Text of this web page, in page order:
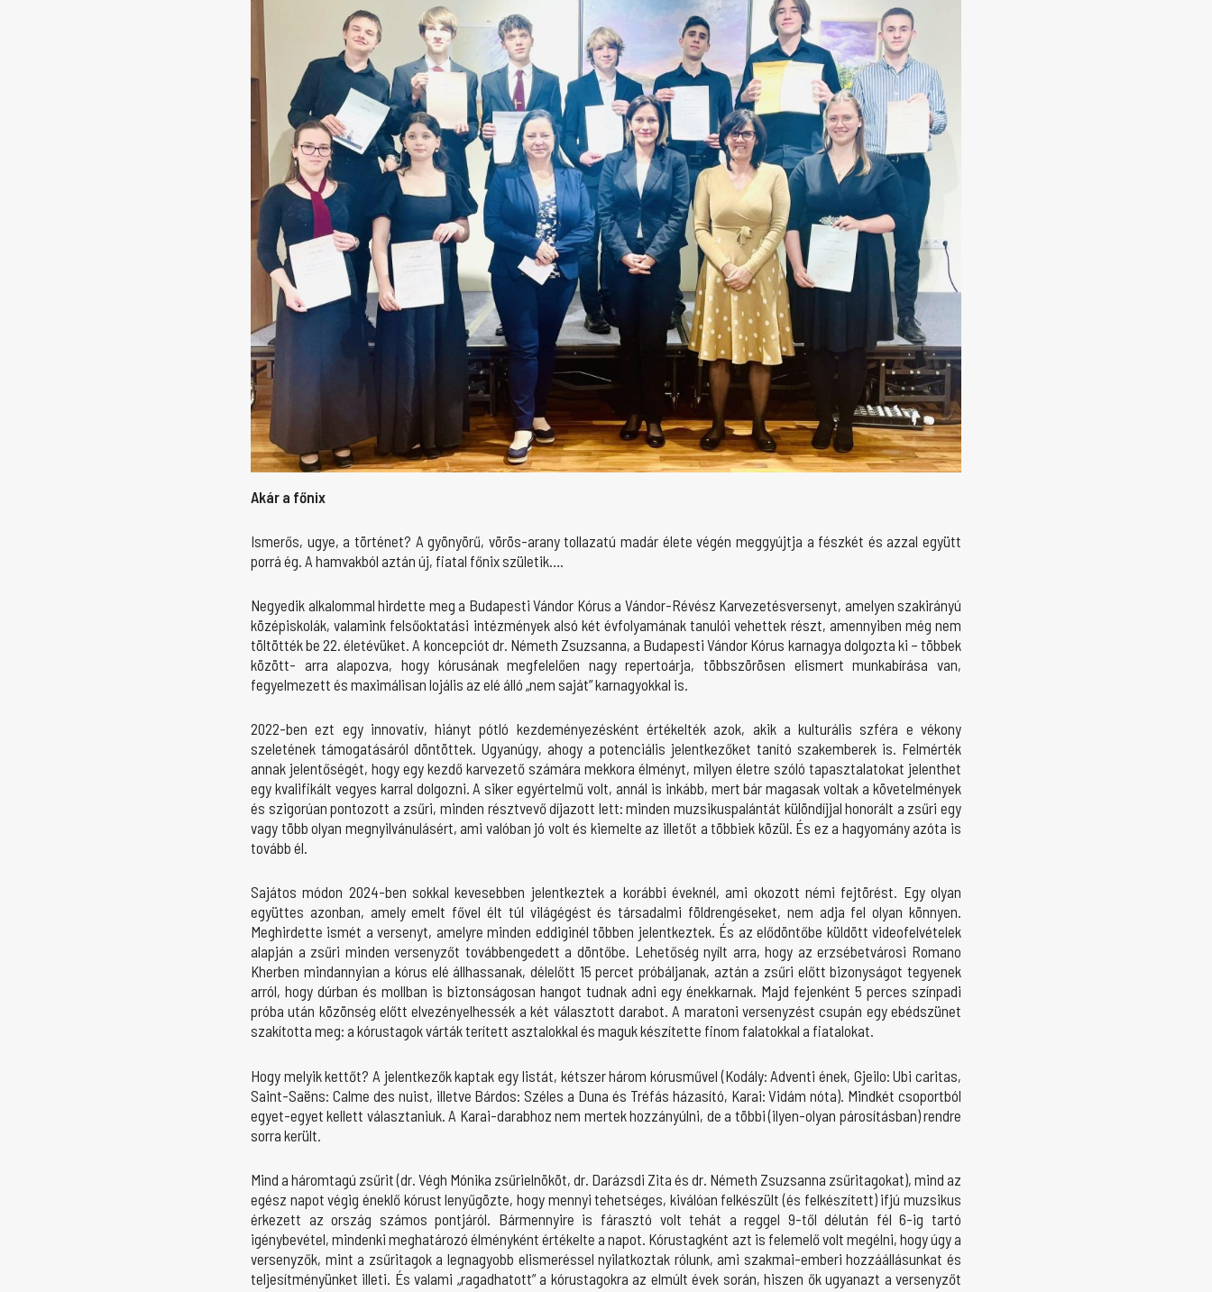
Akár a főnix
Ismerős, ugye, a történet? A gyönyörű, vörös-arany tollazatú madár élete végén meggyújtja a fészkét és azzal együtt
porrá ég. A hamvakból aztán új, fiatal főnix születik….
Negyedik alkalommal hirdette meg a Budapesti Vándor Kórus a Vándor-Révész Karvezetésversenyt, amelyen szakirányú
középiskolák, valamink felsőoktatási intézmények alsó két évfolyamának tanulói vehettek részt, amennyiben még nem
töltötték be 22. életévüket. A koncepciót dr. Németh Zsuzsanna, a Budapesti Vándor Kórus karnagya dolgozta ki – többek
között- arra alapozva, hogy kórusának megfelelően nagy repertoárja, többszörösen elismert munkabírása van,
fegyelmezett és maximálisan lojális az elé álló „nem saját” karnagyokkal is.
2022-ben ezt egy innovatív, hiányt pótló kezdeményezésként értékelték azok, akik a kulturális szféra e vékony
szeletének támogatásáról döntöttek. Ugyanúgy, ahogy a potenciális jelentkezőket tanító szakemberek is. Felmérték
annak jelentőségét, hogy egy kezdő karvezető számára mekkora élményt, milyen életre szóló tapasztalatokat jelenthet
egy kvalifikált vegyes karral dolgozni. A siker egyértelmű volt, annál is inkább, mert bár magasak voltak a követelmények
és szigorúan pontozott a zsűri, minden résztvevő díjazott lett: minden muzsikuspalántát különdíjjal honorált a zsűri egy
vagy több olyan megnyilvánulásért, ami valóban jó volt és kiemelte az illetőt a többiek közül. És ez a hagyomány azóta is
tovább él.
Sajátos módon 2024-ben sokkal kevesebben jelentkeztek a korábbi éveknél, ami okozott némi fejtörést. Egy olyan
együttes azonban, amely emelt fővel élt túl világégést és társadalmi földrengéseket, nem adja fel olyan könnyen.
Meghirdette ismét a versenyt, amelyre minden eddiginél többen jelentkeztek. És az elődöntőbe küldött videofelvételek
alapján a zsűri minden versenyzőt továbbengedett a döntőbe. Lehetőség nyílt arra, hogy az erzsébetvárosi Romano
Kherben mindannyian a kórus elé állhassanak, délelőtt 15 percet próbáljanak, aztán a zsűri előtt bizonyságot tegyenek
arról, hogy dúrban és mollban is biztonságosan hangot tudnak adni egy énekkarnak. Majd fejenként 5 perces színpadi
próba után közönség előtt elvezényelhessék a két választott darabot. A maratoni versenyzést csupán egy ebédszünet
szakította meg: a kórustagok várták terített asztalokkal és maguk készítette finom falatokkal a fiatalokat.
Hogy melyik kettőt? A jelentkezők kaptak egy listát, kétszer három kórusművel (Kodály: Adventi ének, Gjeilo: Ubi caritas,
Saint-Saëns: Calme des nuist, illetve Bárdos: Széles a Duna és Tréfás házasító, Karai: Vidám nóta). Mindkét csoportból
egyet-egyet kellett választaniuk. A Karai-darabhoz nem mertek hozzányúlni, de a többi (ilyen-olyan párosításban) rendre
sorra került.
Mind a háromtagú zsűrit (dr. Végh Mónika zsűrielnököt, dr. Darázsdi Zita és dr. Németh Zsuzsanna zsűritagokat), mind az
egész napot végig éneklő kórust lenyűgözte, hogy mennyi tehetséges, kiválóan felkészült (és felkészített) ifjú muzsikus
érkezett az ország számos pontjáról. Bármennyire is fárasztó volt tehát a reggel 9-től délután fél 6-ig tartó
igénybevétel, mindenki meghatározó élményként értékelte a napot. Kórustagként azt is felemelő volt megélni, hogy úgy a
versenyzők, mint a zsűritagok a legnagyobb elismeréssel nyilatkoztak rólunk, ami szakmai-emberi hozzáállásunkat és
teljesítményünket illeti. És valami „ragadhatott” a kórustagokra az elmúlt évek során, hiszen ők ugyanazt a versenyzőt